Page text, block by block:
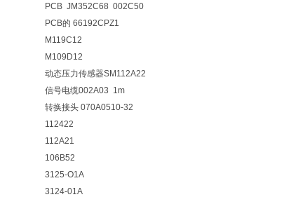
PCB JM352C68 002C50
PCB的 66192CPZ1
M119C12
M109D12
动态压力传感器SM112A22
信号电缆002A03 1m
转换接头 070A0510-32
112422
112A21
106B52
3125-O1A
3124-01A